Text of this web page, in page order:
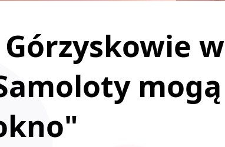
w
mogą